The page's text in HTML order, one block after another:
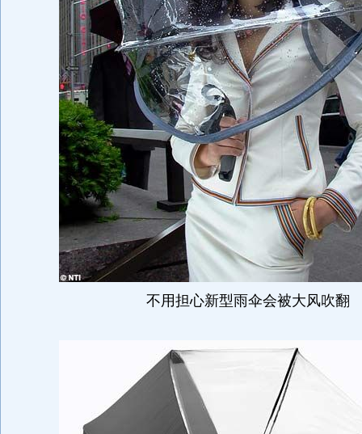
不用担心新型雨伞会被大风吹翻